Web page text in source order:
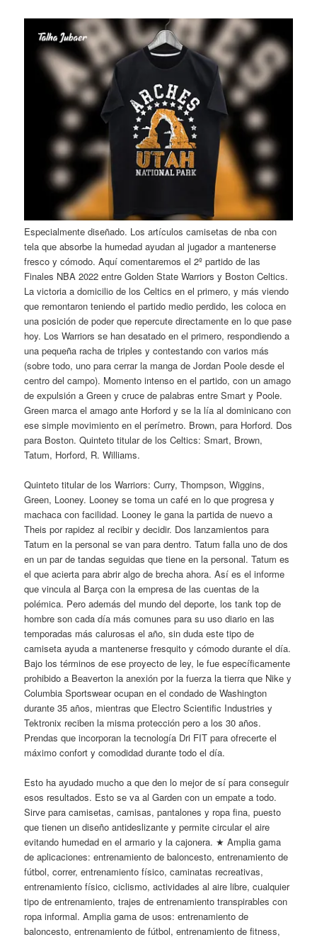
Especialmente diseñado. Los artículos camisetas de nba con
tela que absorbe la humedad ayudan al jugador a mantenerse
fresco y cómodo. Aquí comentaremos el 2º partido de las
Finales NBA 2022 entre Golden State Warriors y Boston Celtics.
La victoria a domicilio de los Celtics en el primero, y más viendo
que remontaron teniendo el partido medio perdido, les coloca en
una posición de poder que repercute directamente en lo que pase
hoy. Los Warriors se han desatado en el primero, respondiendo a
una pequeña racha de triples y contestando con varios más
(sobre todo, uno para cerrar la manga de Jordan Poole desde el
centro del campo). Momento intenso en el partido, con un amago
de expulsión a Green y cruce de palabras entre Smart y Poole.
Green marca el amago ante Horford y se la lía al dominicano con
ese simple movimiento en el perímetro. Brown, para Horford. Dos
para Boston. Quinteto titular de los Celtics: Smart, Brown,
Tatum, Horford, R. Williams.
Quinteto titular de los Warriors: Curry, Thompson, Wiggins,
Green, Looney. Looney se toma un café en lo que progresa y
machaca con facilidad. Looney le gana la partida de nuevo a
Theis por rapidez al recibir y decidir. Dos lanzamientos para
Tatum en la personal se van para dentro. Tatum falla uno de dos
en un par de tandas seguidas que tiene en la personal. Tatum es
el que acierta para abrir algo de brecha ahora. Así es el informe
que vincula al Barça con la empresa de las cuentas de la
polémica. Pero además del mundo del deporte, los tank top de
hombre son cada día más comunes para su uso diario en las
temporadas más calurosas el año, sin duda este tipo de
camiseta ayuda a mantenerse fresquito y cómodo durante el día.
Bajo los términos de ese proyecto de ley, le fue específicamente
prohibido a Beaverton la anexión por la fuerza la tierra que Nike y
Columbia Sportswear ocupan en el condado de Washington
durante 35 años, mientras que Electro Scientific Industries y
Tektronix reciben la misma protección pero a los 30 años.
Prendas que incorporan la tecnología Dri FIT para ofrecerte el
máximo confort y comodidad durante todo el día.
Esto ha ayudado mucho a que den lo mejor de sí para conseguir
esos resultados. Esto se va al Garden con un empate a todo.
Sirve para camisetas, camisas, pantalones y ropa fina, puesto
que tienen un diseño antideslizante y permite circular el aire
evitando humedad en el armario y la cajonera. ★ Amplia gama
de aplicaciones: entrenamiento de baloncesto, entrenamiento de
fútbol, correr, entrenamiento físico, caminatas recreativas,
entrenamiento físico, ciclismo, actividades al aire libre, cualquier
tipo de entrenamiento, trajes de entrenamiento transpirables con
ropa informal. Amplia gama de usos: entrenamiento de
baloncesto, entrenamiento de fútbol, entrenamiento de fitness,